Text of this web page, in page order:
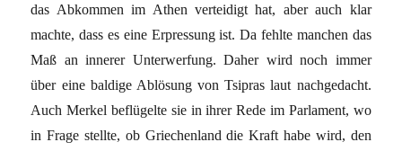
das Abkommen im Athen verteidigt hat, aber auch klar
machte, dass es eine Erpressung ist. Da fehlte manchen das
Maß an innerer Unterwerfung. Daher wird noch immer
über eine baldige Ablösung von Tsipras laut nachgedacht.
Auch Merkel beflügelte sie in ihrer Rede im Parlament, wo
in Frage stellte, ob Griechenland die Kraft habe wird, den